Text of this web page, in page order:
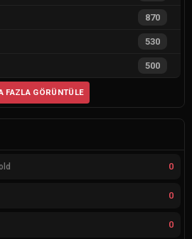
870
530
500
FAZLA GÖRÜNTÜLE
0
0
0